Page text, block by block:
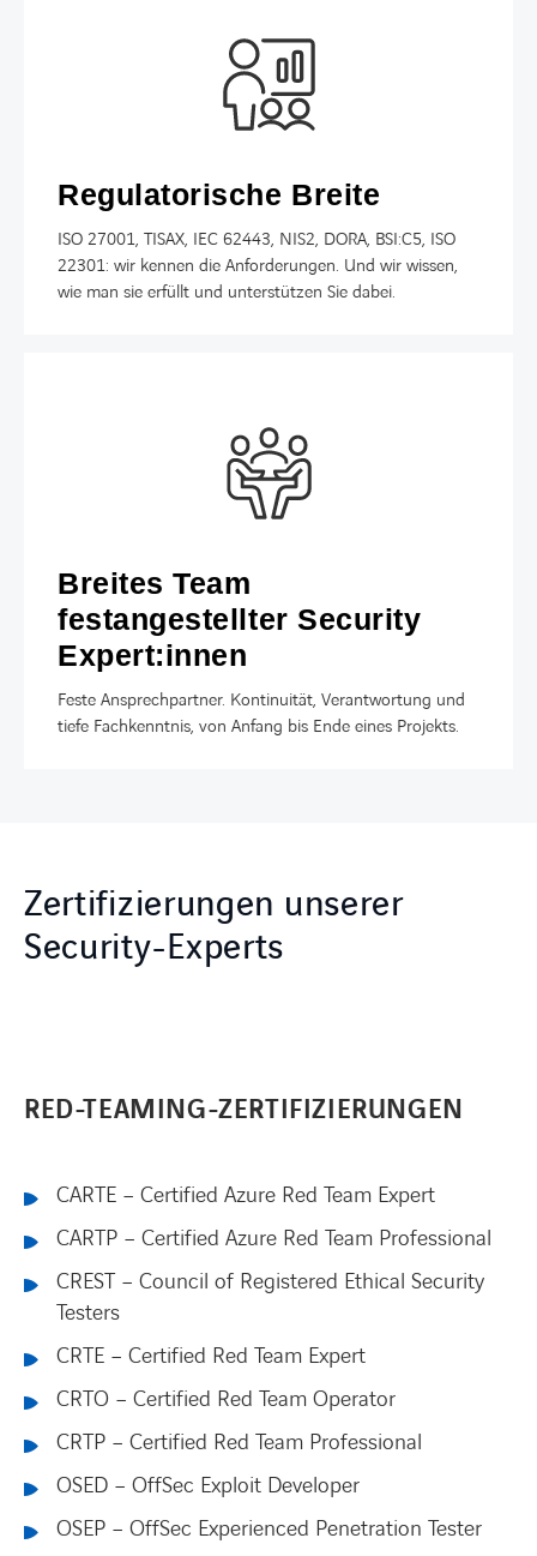
Regulatorische Breite
ISO 27001, TISAX, IEC 62443, NIS2, DORA, BSI:C5, ISO
22301: wir kennen die Anforderungen. Und wir wissen,
wie man sie erfüllt und unterstützen Sie dabei.
Breites Team
festangestellter Security
Expert:innen
Feste Ansprechpartner. Kontinuität, Verantwortung und
tiefe Fachkenntnis, von Anfang bis Ende eines Projekts.
Zertifizierungen unserer
Security-Experts
RED-TEAMING-ZERTIFIZIERUNGEN
CARTE – Certified Azure Red Team Expert
CARTP – Certified Azure Red Team Professional
CREST – Council of Registered Ethical Security
Testers
CRTE – Certified Red Team Expert
CRTO – Certified Red Team Operator
CRTP – Certified Red Team Professional
OSED – OffSec Exploit Developer
OSEP – OffSec Experienced Penetration Tester